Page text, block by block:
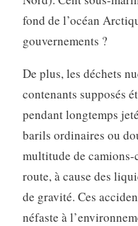
fond de l’océan
gouvernements ?
De plus, les déchets
contenants supposés
pendant longtemps
barils ordinaires ou
multitude de camions-
route, à cause des
de gravité. Ces
néfaste à